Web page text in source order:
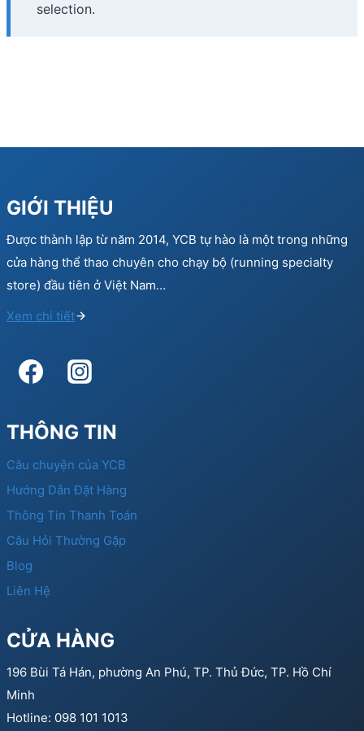
selection.
GIỚI THIỆU
Được thành lập từ năm 2014, YCB tự hào là một trong những
cửa hàng thể thao chuyên cho chạy bộ (running specialty
store) đầu tiên ở Việt Nam…
Xem chi tiết
THÔNG TIN
Câu chuyện của YCB
Hướng Dẫn Đặt Hàng
Thông Tin Thanh Toán
Câu Hỏi Thường Gặp
Blog
Liên Hệ
CỬA HÀNG
196 Bùi Tá Hán, phường An Phú, TP. Thủ Đức, TP. Hồ Chí
Minh
Hotline: 098 101 1013